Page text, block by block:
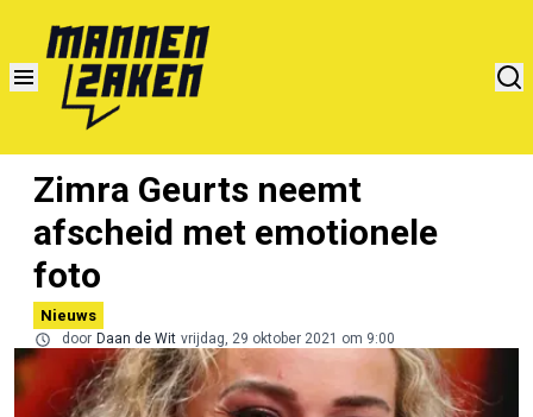
Zimra Geurts neemt
afscheid met emotionele
foto
Nieuws
door Daan de Wit vrijdag, 29 oktober 2021 om 9:00